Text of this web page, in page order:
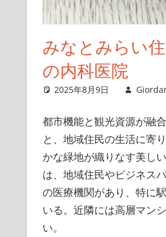
みなとみらい
の内科医院
2025年8月9日
都市機能と観光資源が融
と、地域住民の生活に寄
かな緑地が織りなす美し
は、地域住民やビジネス
の医療機関があり、特に
いる。近隣には高層マン
い。